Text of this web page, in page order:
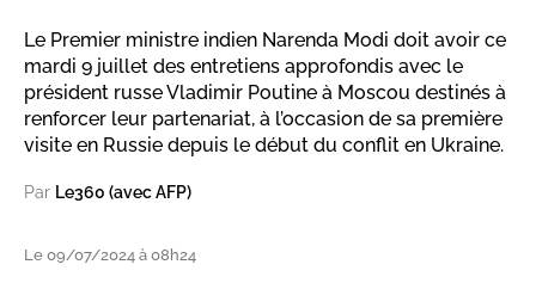
Le Premier ministre indien Narenda Modi doit avoir ce
mardi 9 juillet des entretiens approfondis avec le
président russe Vladimir Poutine à Moscou destinés à
renforcer leur partenariat, à l’occasion de sa première
visite en Russie depuis le début du conflit en Ukraine.
Par Le360 (avec AFP)
Le 09/07/2024 à 08h24